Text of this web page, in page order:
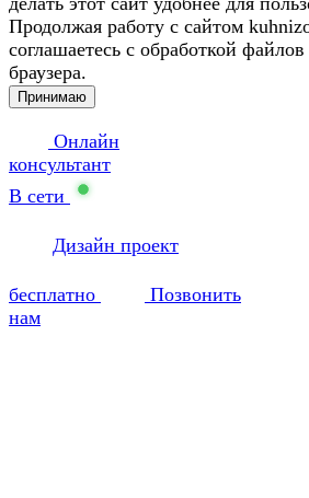
Продолжая работу с сайтом
соглашаетесь с обработкой
браузера.
Принимаю
Онлайн
консультант
В сети
Дизайн проект
бесплатно
Позвонить
нам